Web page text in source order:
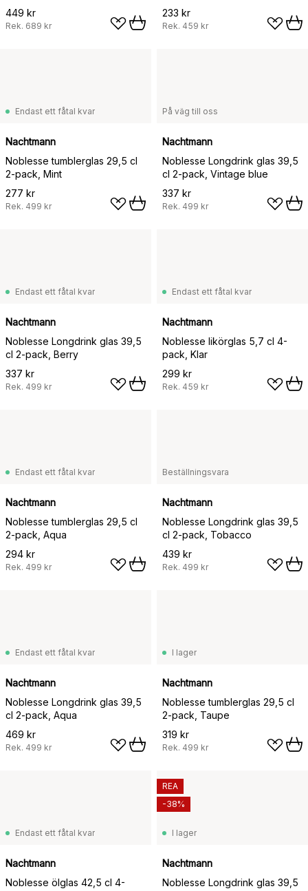
449 kr
Rek. 689 kr
233 kr
Rek. 459 kr
Endast ett fåtal kvar
Nachtmann
Noblesse tumblerglas 29,5 cl
2-pack, Mint
277 kr
Rek. 499 kr
På väg till oss
Nachtmann
Noblesse Longdrink glas 39,5
cl 2-pack, Vintage blue
337 kr
Rek. 499 kr
Endast ett fåtal kvar
Nachtmann
Noblesse Longdrink glas 39,5
cl 2-pack, Berry
337 kr
Rek. 499 kr
Endast ett fåtal kvar
Nachtmann
Noblesse likörglas 5,7 cl 4-
pack, Klar
299 kr
Rek. 459 kr
Endast ett fåtal kvar
Nachtmann
Noblesse tumblerglas 29,5 cl
2-pack, Aqua
294 kr
Rek. 499 kr
Beställningsvara
Nachtmann
Noblesse Longdrink glas 39,5
cl 2-pack, Tobacco
439 kr
Rek. 499 kr
Endast ett fåtal kvar
Nachtmann
Noblesse Longdrink glas 39,5
cl 2-pack, Aqua
469 kr
Rek. 499 kr
I lager
Nachtmann
Noblesse tumblerglas 29,5 cl
2-pack, Taupe
319 kr
Rek. 499 kr
Endast ett fåtal kvar
Nachtmann
Noblesse ölglas 42,5 cl 4-
I lager
Nachtmann
Noblesse Longdrink glas 39,5
REA
-38%